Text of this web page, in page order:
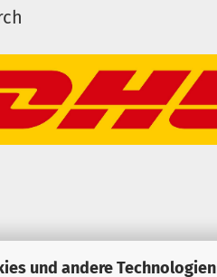
und andere Technologien